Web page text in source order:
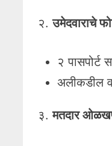
२.उमेदवाराचे
२ पासपोर्ट
अलीकडील
३.मतदार